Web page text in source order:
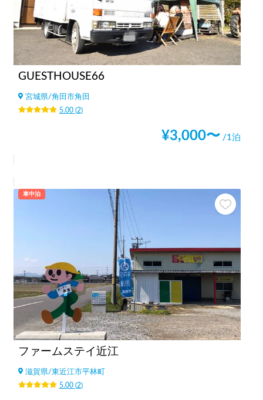
GUESTHOUSE66
宮城県/角田市角田
5.00(2)
¥3,000〜 /1泊
車中泊
ファームステイ近江
滋賀県/東近江市平林町
5.00(2)